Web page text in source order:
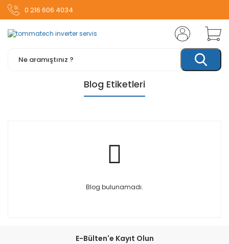
0 216 606 4034
Blog Etiketleri
Blog bulunamadı.
E-Bülten'e Kayıt Olun